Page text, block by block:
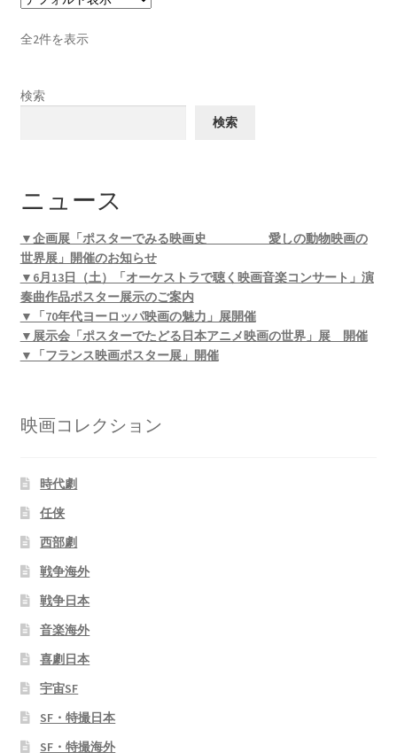
全2件を表示
検索
検索
ニュース
▼企画展「ポスターでみる映画史 愛しの動物映画の
世界展」開催のお知らせ
▼6月13日（土）「オーケストラで聴く映画音楽コンサート」演
奏曲作品ポスター展示のご案内
▼「70年代ヨーロッパ映画の魅力」展開催
▼展示会「ポスターでたどる日本アニメ映画の世界」展 開催
▼「フランス映画ポスター展」開催
映画コレクション
時代劇
任侠
西部劇
戦争海外
戦争日本
音楽海外
喜劇日本
宇宙SF
SF・特撮日本
SF・特撮海外